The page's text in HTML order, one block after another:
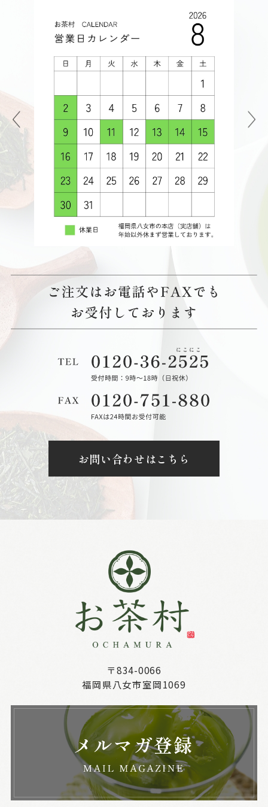
お問い合わせはこちら
〒834-0066
福岡県八女市室岡1069